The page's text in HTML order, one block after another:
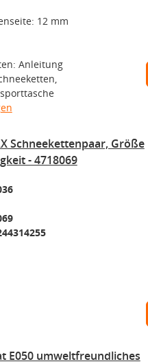
12 mm
Anleitung
Schneekettenpaar, Größe
- 4718069
E050 umweltfreundliches